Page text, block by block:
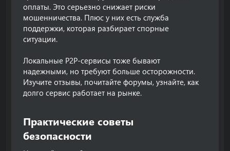
оплаты. Это серьезно снижает риски
мошенничества. Плюс у них есть служба
поддержки, которая разбирает спорные
ситуации.
Локальные P2P-сервисы тоже бывают
надежными, но требуют больше осторожности.
Изучите отзывы, почитайте форумы, узнайте, как
долго сервис работает на рынке.
Практические советы
безопасности​